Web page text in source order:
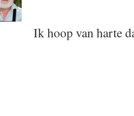
Ik hoop van harte